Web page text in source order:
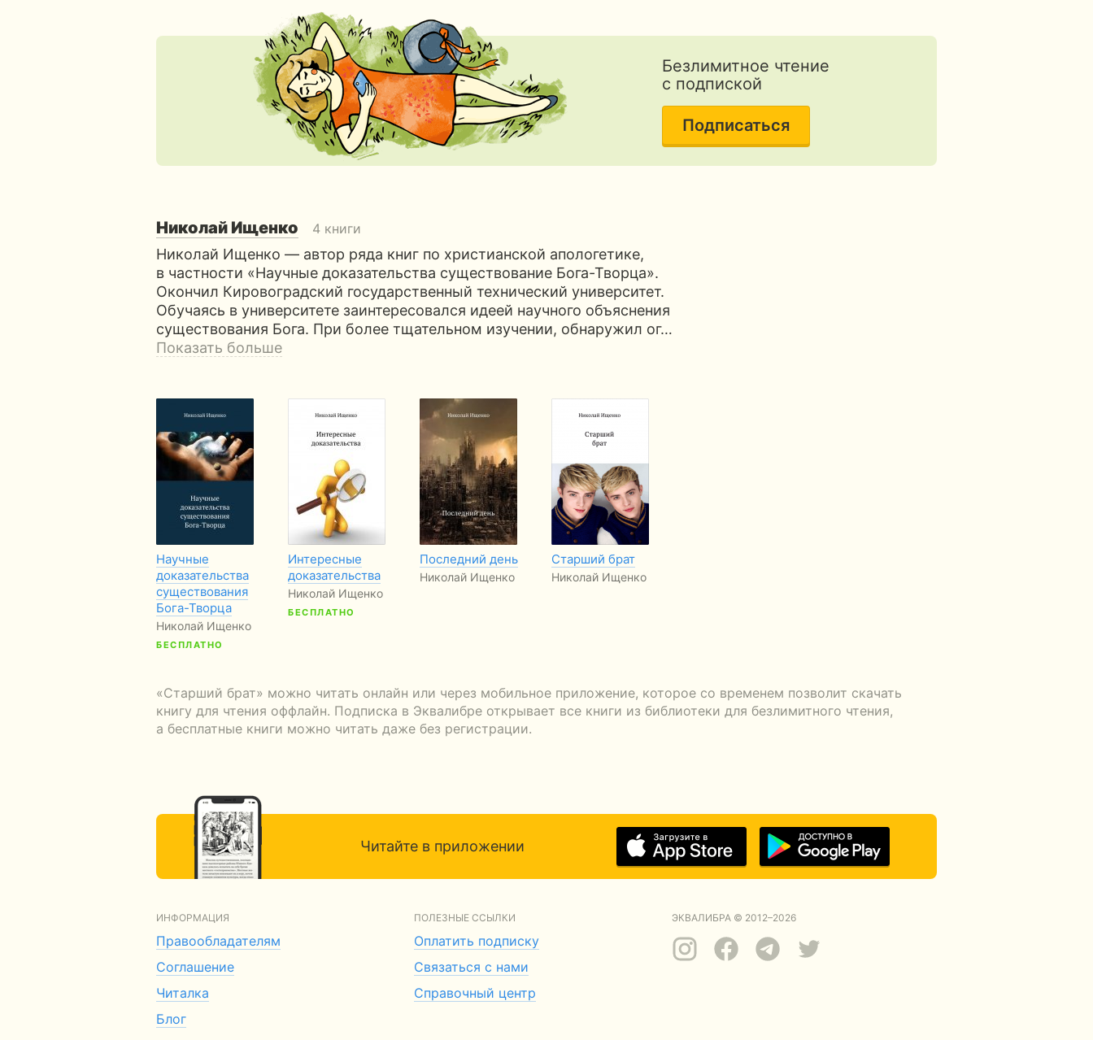
Безлимитное чтение
с подпиской
Подписаться
Николай Ищенко 4 книги
Николай Ищенко — автор ряда книг по христианской апологетике,
в частности «Научные доказательства существование Бога-Творца».
Окончил Кировоградский государственный технический университет.
Обучаясь в университете заинтересовался идеей научного объяснения
существования Бога. При более тщательном изучении, обнаружил ог…
Показать больше
Научные
доказательства
существования
Бога-Творца
Николай Ищенко
БЕСПЛАТНО
Интересные
доказательства
Николай Ищенко
БЕСПЛАТНО
Последний день
Николай Ищенко
Старший брат
Николай Ищенко
«Старший брат» можно читать онлайн или через мобильное приложение, которое со временем позволит скачать
книгу для чтения оффлайн. Подписка в Эквалибре открывает все книги из библиотеки для безлимитного чтения,
а бесплатные книги можно читать даже без регистрации.
Читайте в приложении
ИНФОРМАЦИЯ
Правообладателям
Соглашение
Читалка
Блог
ПОЛЕЗНЫЕ ССЫЛКИ
Оплатить подписку
Связаться с нами
Справочный центр
ЭКВАЛИБРА © 2012–2026